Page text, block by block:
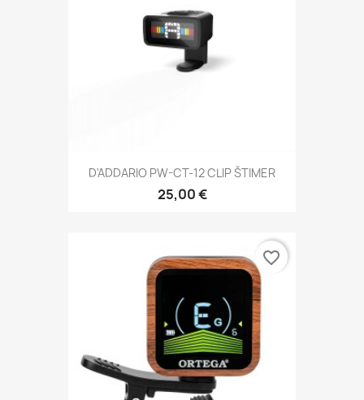
D'ADDARIO PW-CT-12 CLIP ŠTIMER
25,00 €
favorite_border